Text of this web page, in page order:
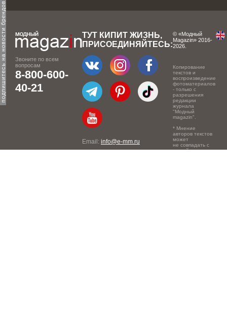
подпишитесь на новости брендов
Звоните по всем
вопросам
8-800-600-
40-21
ТУТ КИПИТ ЖИЗНЬ,
ПРИСОЕДИНЯЙТЕСЬ:
Email: info@e-mm.ru
© «Модный
Magazin» 2016-
2026.
Копирование
текстов и
воспроизведение
фотоматериалов
- только с
разрешения
редакции
журнала
"Модный
magazin".
* Мнение
авторов текстов
может
не совпадать с
точкой зрения